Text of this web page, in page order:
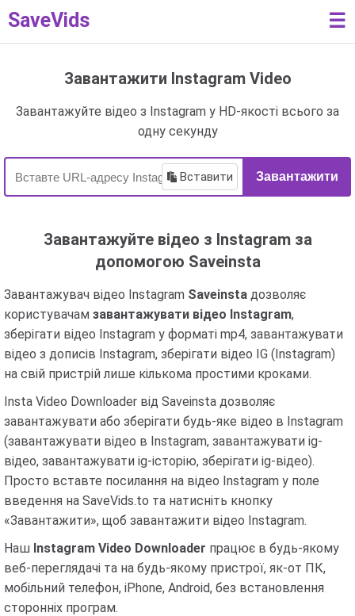
SaveVids ☰
Завантажити Instagram Video
Завантажуйте відео з Instagram у HD-якості всього за
одну секунду
Вставити Завантажити
Завантажуйте відео з Instagram за
допомогою Saveinsta
Завантажувач відео Instagram Saveinsta дозволяє
користувачам завантажувати відео Instagram,
зберігати відео Instagram у форматі mp4, завантажувати
відео з дописів Instagram, зберігати відео IG (Instagram)
на свій пристрій лише кількома простими кроками.
Insta Video Downloader від Saveinsta дозволяє
завантажувати або зберігати будь-яке відео в Instagram
(завантажувати відео в Instagram, завантажувати ig-
відео, завантажувати ig-історію, зберігати ig-відео).
Просто вставте посилання на відео Instagram у поле
введення на SaveVids.to та натисніть кнопку
«Завантажити», щоб завантажити відео Instagram.
Наш Instagram Video Downloader працює в будь-якому
веб-переглядачі та на будь-якому пристрої, як-от ПК,
мобільний телефон, iPhone, Android, без встановлення
сторонніх програм.